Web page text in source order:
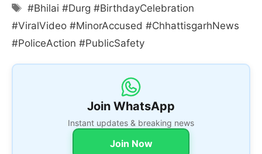
Tags
#Bhilai #Durg #BirthdayCelebration
#ViralVideo #MinorAccused #ChhattisgarhNews
#PoliceAction #PublicSafety
Join WhatsApp
Instant updates & breaking news
Join Now